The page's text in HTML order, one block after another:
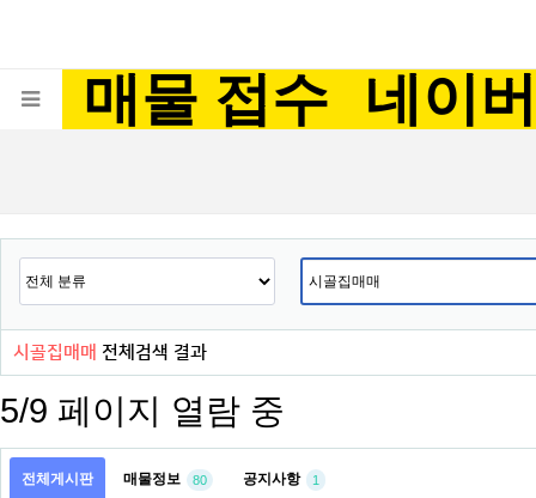
매물 접수 네이
시골집매매 전체검색 결과
5/9 페이지 열람 중
전체게시판 매물정보 80 공지사항 1